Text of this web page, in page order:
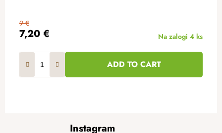
7,20 €
9 €
Na zalogi 4 ks
ADD TO CART
Instagram